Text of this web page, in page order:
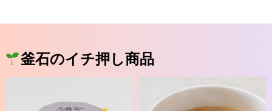
釜石のイチ押し商品